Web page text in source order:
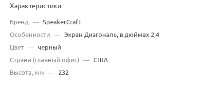
Характеристики
Бренд — SpeakerCraft
Особенности
— Экран Диагональ, в дюймах 2,4
Цвет — черный
Страна (главный офис)
— США
Высота, мм
— 232